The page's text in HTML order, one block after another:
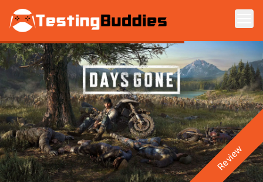
Zum Hauptinhalt springen
Review